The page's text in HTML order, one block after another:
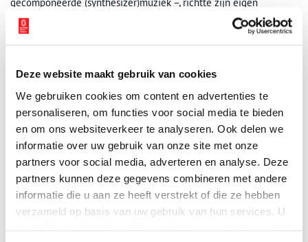
Deze website maakt gebruik van cookies
We gebruiken cookies om content en advertenties te
personaliseren, om functies voor social media te bieden
en om ons websiteverkeer te analyseren. Ook delen we
informatie over uw gebruik van onze site met onze
partners voor social media, adverteren en analyse. Deze
partners kunnen deze gegevens combineren met andere
informatie die u aan ze heeft verstrekt of die ze hebben
verzameld op basis van uw gebruik van hun services. U
gecomponeerde (synthesizer)muziek –, richtte zijn eigen
filmmaatschappij First Floor Features op, ging failliet en richtte
zich weer op.
in zijn geheel te volgen in Eye Filmmuseum, de plek waar de
Nederlandse filmgeschiedenis in de volle breedte wordt getoond.
Golden Earring avond
Dick Maas regisseerde meerdere spraakmakende clips van de
langst bestaande rockgroep van Nederland, Golden Earring. Zijn
video’s voor When the Lady Smiles (1984) en Twilight Zone (1982)
maakten de Earring-nummers mede tot grote hits. Twilight Zone
was een van de eerste videoclips die gedraaid werd als mini-
speelfilm: zanger Barry Hay speelt een rol in een uitgewerkt